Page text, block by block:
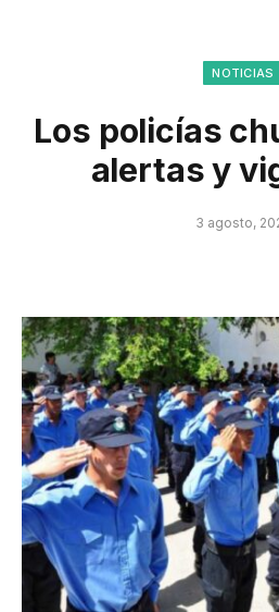
NOTICIAS
Los policías
alertas y
3 agosto,